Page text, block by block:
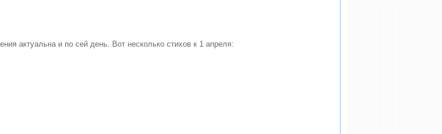
актуальна и по сей день. Вот несколько стихов к 1 апреля: